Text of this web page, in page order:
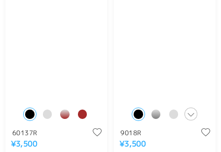
60137R
¥3,500
9018R
¥3,500